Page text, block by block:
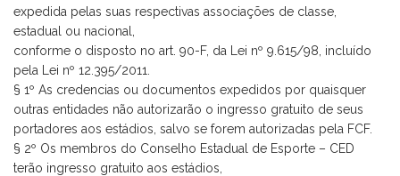
expedida pelas suas respectivas associações de classe,
estadual ou nacional,
conforme o disposto no art. 90-F, da Lei nº 9.615/98, incluído
pela Lei nº 12.395/2011.
§ 1º As credencias ou documentos expedidos por quaisquer
outras entidades não autorizarão o ingresso gratuito de seus
portadores aos estádios, salvo se forem autorizadas pela FCF.
§ 2º Os membros do Conselho Estadual de Esporte – CED
terão ingresso gratuito aos estádios,